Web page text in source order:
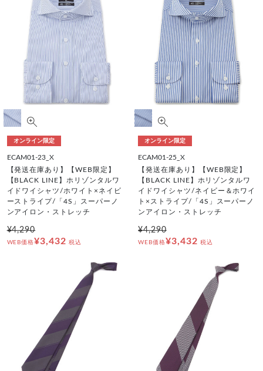
オンライン限定
ECAM01-23_X
【発送在庫あり】【WEB限定】
【BLACK LINE】ホリゾンタルワ
イドワイシャツ/ホワイト×ネイビ
ーストライプ/「4S」スーパーノ
ンアイロン・ストレッチ
¥4,290
WEB価格¥3,432 税込
オンライン限定
ECAM01-25_X
【発送在庫あり】【WEB限定】
【BLACK LINE】ホリゾンタルワ
イドワイシャツ/ネイビー＆ホワイ
ト×ストライプ/「4S」スーパーノ
ンアイロン・ストレッチ
¥4,290
WEB価格¥3,432 税込